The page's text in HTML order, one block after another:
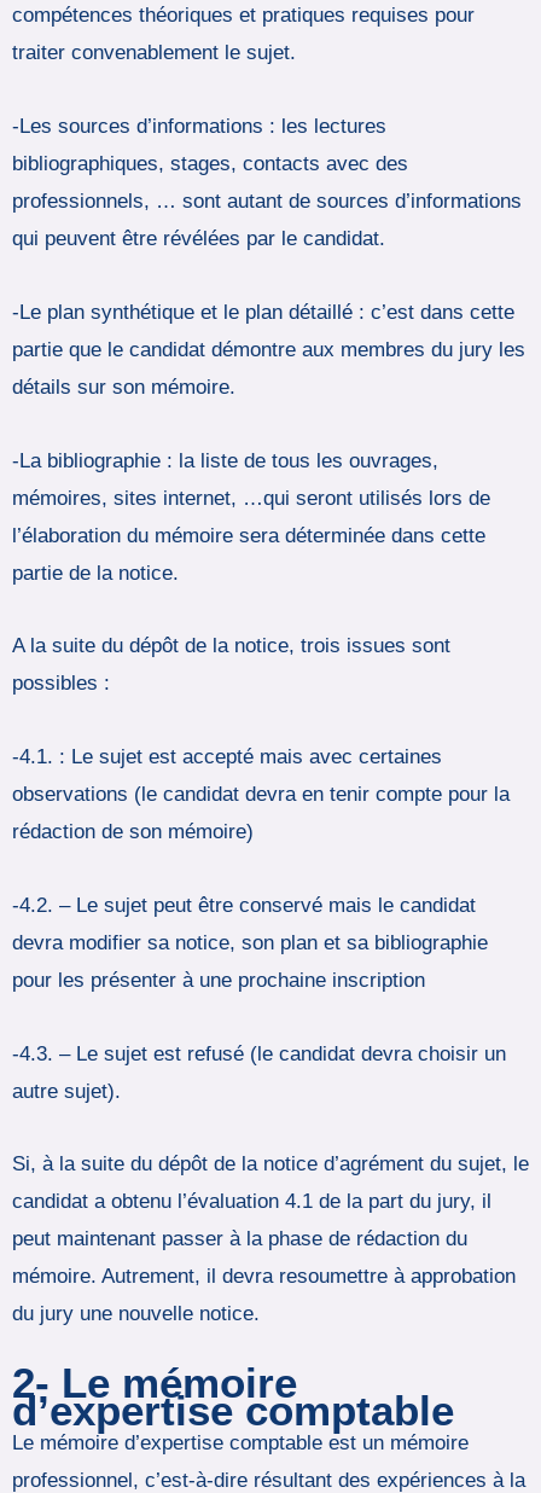
compétences théoriques et pratiques requises pour
traiter convenablement le sujet.
-Les sources d’informations : les lectures
bibliographiques, stages, contacts avec des
professionnels, … sont autant de sources d’informations
qui peuvent être révélées par le candidat.
-Le plan synthétique et le plan détaillé : c’est dans cette
partie que le candidat démontre aux membres du jury les
détails sur son mémoire.
-La bibliographie : la liste de tous les ouvrages,
mémoires, sites internet, …qui seront utilisés lors de
l’élaboration du mémoire sera déterminée dans cette
partie de la notice.
A la suite du dépôt de la notice, trois issues sont
possibles :
-4.1. : Le sujet est accepté mais avec certaines
observations (le candidat devra en tenir compte pour la
rédaction de son mémoire)
-4.2. – Le sujet peut être conservé mais le candidat
devra modifier sa notice, son plan et sa bibliographie
pour les présenter à une prochaine inscription
-4.3. – Le sujet est refusé (le candidat devra choisir un
autre sujet).
Si, à la suite du dépôt de la notice d’agrément du sujet, le
candidat a obtenu l’évaluation 4.1 de la part du jury, il
peut maintenant passer à la phase de rédaction du
mémoire. Autrement, il devra resoumettre à approbation
du jury une nouvelle notice.
2- Le mémoire
d’expertise comptable
Le mémoire d’expertise comptable est un mémoire
professionnel, c’est-à-dire résultant des expériences à la